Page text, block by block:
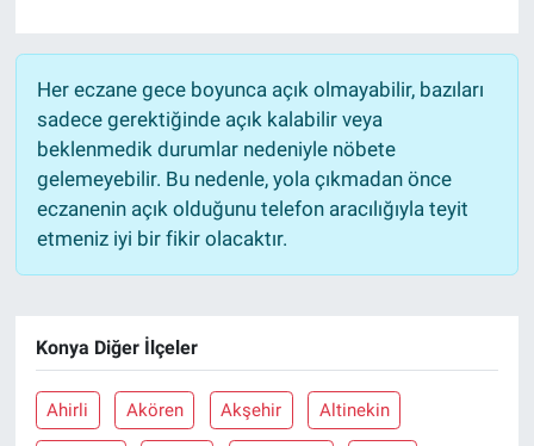
Her eczane gece boyunca açık olmayabilir, bazıları
sadece gerektiğinde açık kalabilir veya
beklenmedik durumlar nedeniyle nöbete
gelemeyebilir. Bu nedenle, yola çıkmadan önce
eczanenin açık olduğunu telefon aracılığıyla teyit
etmeniz iyi bir fikir olacaktır.
Konya Diğer İlçeler
Ahirli Akören Akşehir Altinekin